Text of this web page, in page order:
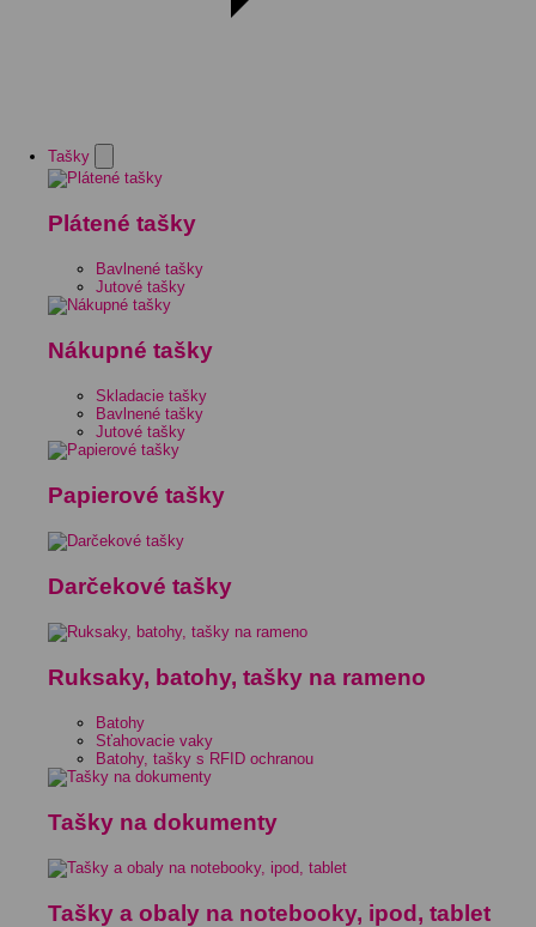
Tašky
Plátené tašky
Bavlnené tašky
Jutové tašky
Nákupné tašky
Skladacie tašky
Bavlnené tašky
Jutové tašky
Papierové tašky
Darčekové tašky
Ruksaky, batohy, tašky na rameno
Batohy
Sťahovacie vaky
Batohy, tašky s RFID ochranou
Tašky na dokumenty
Tašky a obaly na notebooky, ipod, tablet